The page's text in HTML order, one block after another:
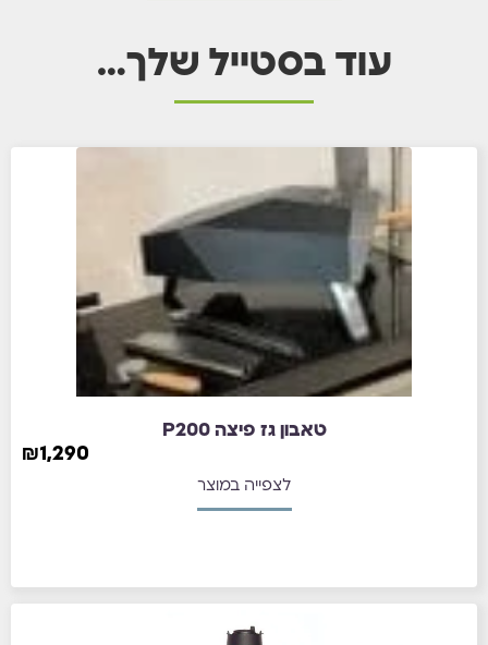
עוד בסטייל שלך…
טאבון גז פיצה P200
₪1,290
לצפייה במוצר